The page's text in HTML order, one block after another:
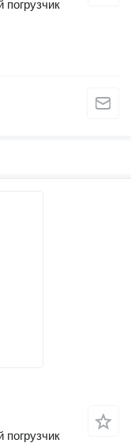
погрузчик
погрузчик